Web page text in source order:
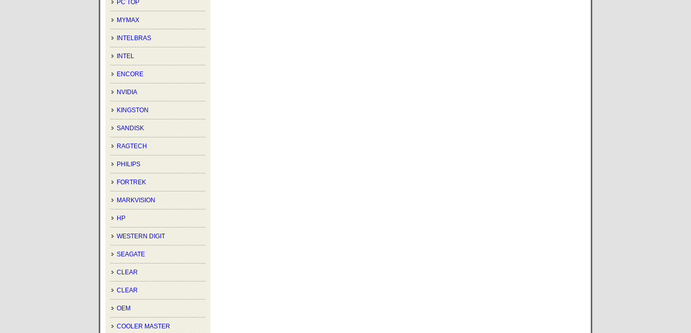
PC TOP
MYMAX
INTELBRAS
INTEL
ENCORE
NVIDIA
KINGSTON
SANDISK
RAGTECH
PHILIPS
FORTREK
MARKVISION
HP
WESTERN DIGIT
SEAGATE
CLEAR
CLEAR
OEM
COOLER MASTER